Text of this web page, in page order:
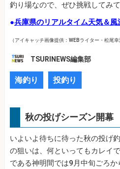
釣り場なので、ぜひ挑戦してみて
●兵庫県のリアルタイム天気＆風
（アイキャッチ画像提供：WEBライター・松尾幸
TSURINEWS編集部
海釣り 投釣り
秋の投げシーズン開幕
いよいよ待ちに待った秋の投げ
の狙いは、何といってもカレイ
である神明間では9月中旬ごろ